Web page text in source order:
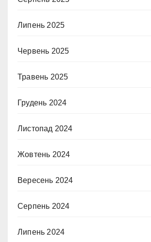
Липень 2025
Червень 2025
Травень 2025
Грудень 2024
Листопад 2024
Жовтень 2024
Вересень 2024
Серпень 2024
Липень 2024